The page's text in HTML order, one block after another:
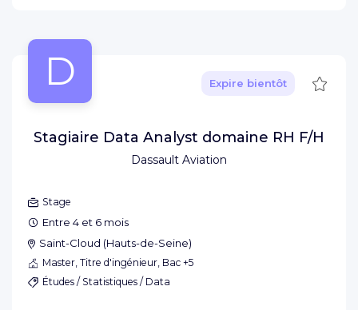
D
Dassault Aviation
Expire bientôt
Stagiaire Data Analyst domaine RH F/H
Stage
Entre 4 et 6 mois
Saint-Cloud (Hauts-de-Seine)
Master, Titre d'ingénieur, Bac +5
Études / Statistiques / Data